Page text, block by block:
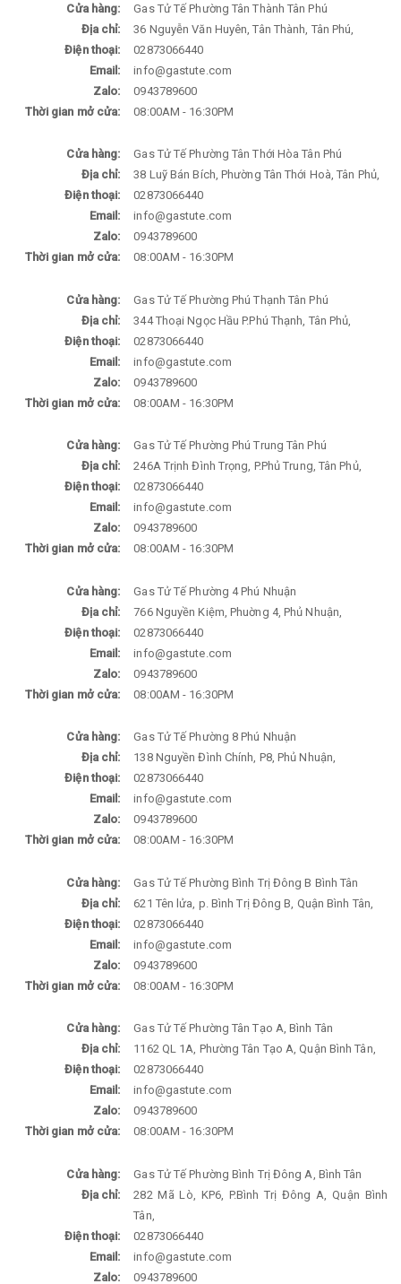
Cửa hàng:
Gas Tử Tế Phường Tân Thành Tân Phú
Địa chỉ:
36 Nguyễn Văn Huyên, Tân Thành, Tân Phú,
Điện thoại:
02873066440
Email:
info@gastute.com
Zalo:
0943789600
Thời gian mở cửa:
08:00AM - 16:30PM
Cửa hàng:
Gas Tử Tế Phường Tân Thới Hòa Tân Phú
Địa chỉ:
38 Luỹ Bán Bích, Phường Tân Thới Hoà, Tân Phủ,
Điện thoại:
02873066440
Email:
info@gastute.com
Zalo:
0943789600
Thời gian mở cửa:
08:00AM - 16:30PM
Cửa hàng:
Gas Tử Tế Phường Phú Thạnh Tân Phú
Địa chỉ:
344 Thoại Ngọc Hầu P.Phú Thạnh, Tân Phủ,
Điện thoại:
02873066440
Email:
info@gastute.com
Zalo:
0943789600
Thời gian mở cửa:
08:00AM - 16:30PM
Cửa hàng:
Gas Tử Tế Phường Phú Trung Tân Phú
Địa chỉ:
246A Trịnh Đình Trọng, P.Phủ Trung, Tân Phủ,
Điện thoại:
02873066440
Email:
info@gastute.com
Zalo:
0943789600
Thời gian mở cửa:
08:00AM - 16:30PM
Cửa hàng:
Gas Tử Tế Phường 4 Phú Nhuận
Địa chỉ:
766 Nguyền Kiệm, Phuờng 4, Phủ Nhuận,
Điện thoại:
02873066440
Email:
info@gastute.com
Zalo:
0943789600
Thời gian mở cửa:
08:00AM - 16:30PM
Cửa hàng:
Gas Tử Tế Phường 8 Phú Nhuận
Địa chỉ:
138 Nguyền Đình Chính, P8, Phủ Nhuận,
Điện thoại:
02873066440
Email:
info@gastute.com
Zalo:
0943789600
Thời gian mở cửa:
08:00AM - 16:30PM
Cửa hàng:
Gas Tử Tế Phường Bình Trị Đông B Bình Tân
Địa chỉ:
621 Tên lửa, p. Bình Trị Đông B, Quận Bình Tân,
Điện thoại:
02873066440
Email:
info@gastute.com
Zalo:
0943789600
Thời gian mở cửa:
08:00AM - 16:30PM
Cửa hàng:
Gas Tử Tế Phường Tân Tạo A, Bình Tân
Địa chỉ:
1162 QL 1A, Phường Tân Tạo A, Quận Bình Tân,
Điện thoại:
02873066440
Email:
info@gastute.com
Zalo:
0943789600
Thời gian mở cửa:
08:00AM - 16:30PM
Cửa hàng:
Gas Tử Tế Phường Bình Trị Đông A, Bình Tân
Địa chỉ:
282 Mã Lò, KP6, P.Bình Trị Đông A, Quận Bình
Tân,
Điện thoại:
02873066440
Email:
info@gastute.com
Zalo:
0943789600